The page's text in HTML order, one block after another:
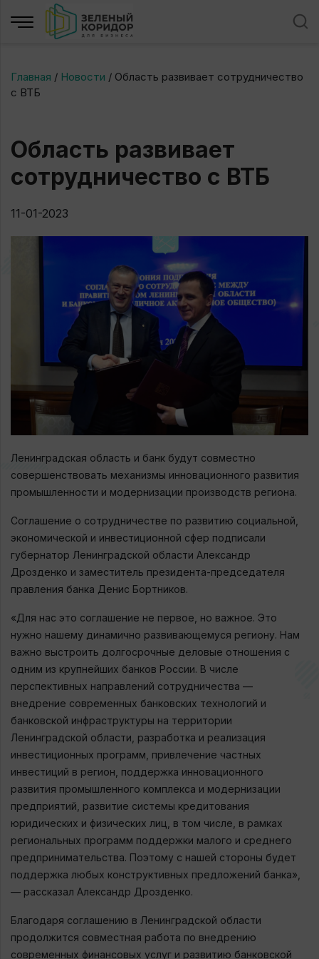
Главная / Новости / Область развивает сотрудничество
с ВТБ
Область развивает
сотрудничество с ВТБ
11-01-2023
Ленинградская область и банк будут совместно
совершенствовать механизмы инновационного развития
промышленности и модернизации производств региона.
Соглашение о сотрудничестве по развитию социальной,
экономической и инвестиционной сфер подписали
губернатор Ленинградской области Александр
Дрозденко и заместитель президента-председателя
правления банка Денис Бортников.
«Для нас это соглашение не первое, но важное. Это
нужно нашему динамично развивающемуся региону. Нам
важно выстроить долгосрочные деловые отношения с
одним из крупнейших банков России. В числе
перспективных направлений сотрудничества —
внедрение современных банковских технологий и
банковской инфраструктуры на территории
Ленинградской области, разработка и реализация
инвестиционных программ, привлечение частных
инвестиций в регион, поддержка инновационного
развития промышленного комплекса и модернизации
предприятий, развитие системы кредитования
юридических и физических лиц, в том числе, в рамках
региональных программ поддержки малого и среднего
предпринимательства. Поэтому с нашей стороны будет
поддержка любых конструктивных предложений банка»,
— рассказал Александр Дрозденко.
Благодаря соглашению в Ленинградской области
продолжится совместная работа по внедрению
современных финансовых услуг и развитию банковской